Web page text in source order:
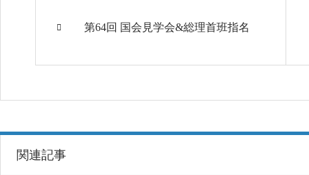
第64回 国会見学会&総理首班指名
関連記事